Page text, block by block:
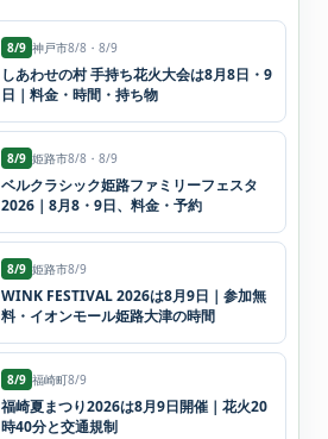
8/9 神戸市8/8・8/9
しあわせの村 手持ち花火大会は8月8日・9
日｜料金・時間・持ち物
8/9 姫路市8/8・8/9
ベルクラシック姫路ファミリーフェスタ
2026｜8月8・9日、料金・予約
8/9 姫路市8/9
WINK FESTIVAL 2026は8月9日｜参加無
料・イオンモール姫路大津の時間
8/9 福崎町8/9
福崎夏まつり2026は8月9日開催｜花火20
時40分と交通規制